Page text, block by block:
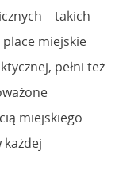
– takich
miejskie
pełni też
miejskiego